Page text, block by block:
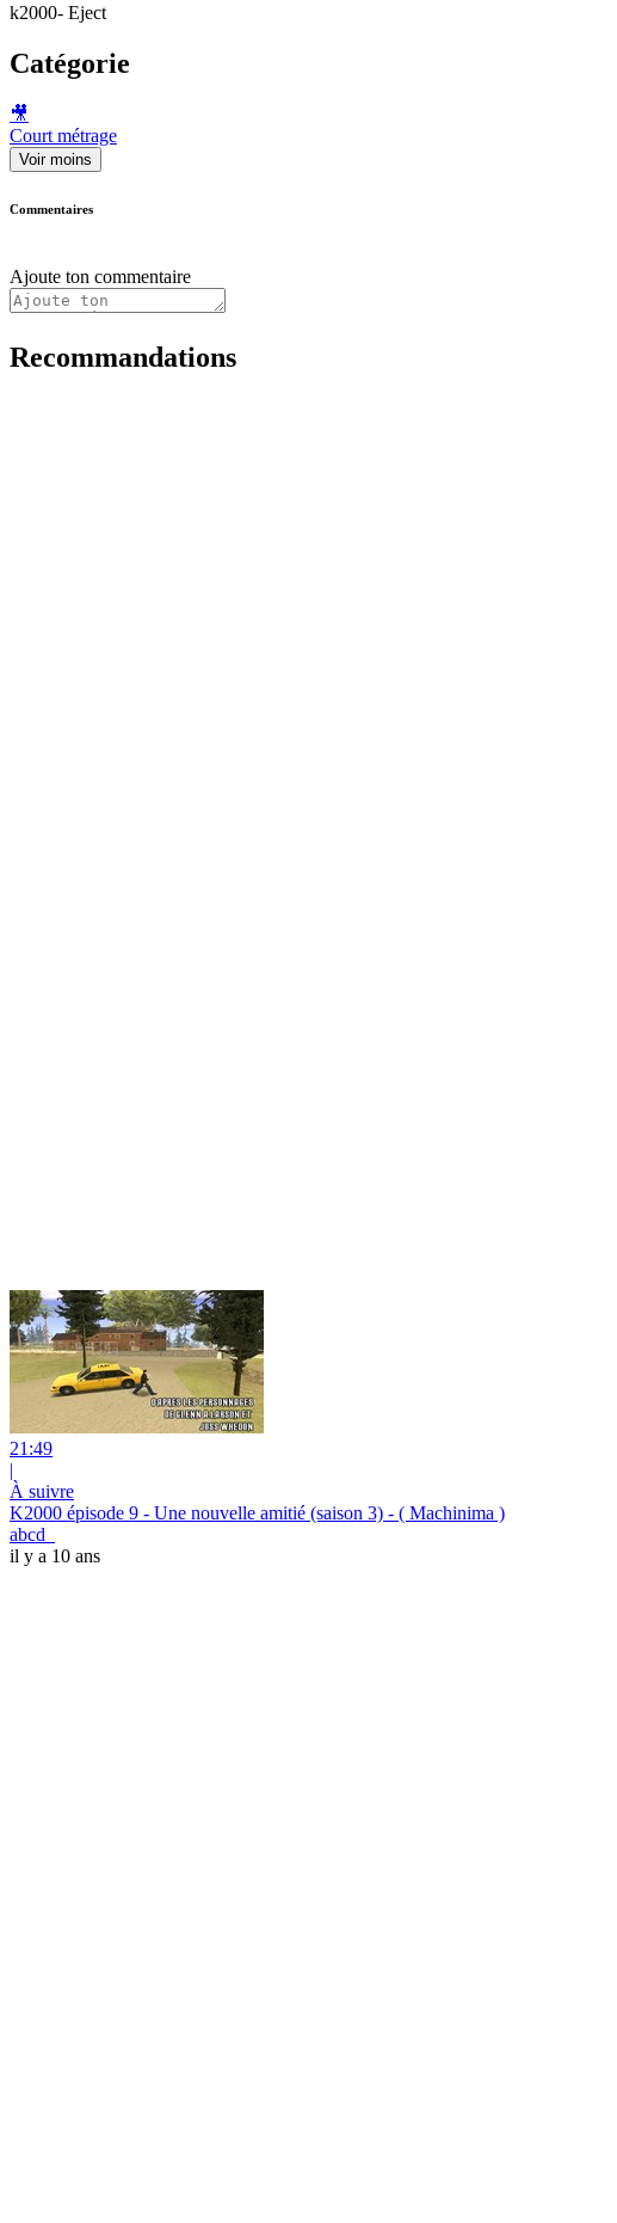
k2000- Eject
Catégorie
🎥
Court métrage
Voir moins
Commentaires
Ajoute ton commentaire
Recommandations
21:49
|
À suivre
K2000 épisode 9 - Une nouvelle amitié (saison 3) - ( Machinima )
abcd_
il y a 10 ans